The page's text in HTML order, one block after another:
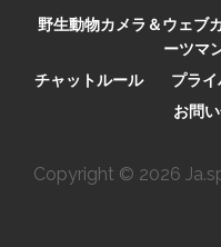
野生動物カメラ＆ウェブ
ーツマ
チャットルール
プラ
お問
Copyright © 2026